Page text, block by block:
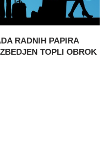
RADNIH PAPIRA
TOPLI OBROK